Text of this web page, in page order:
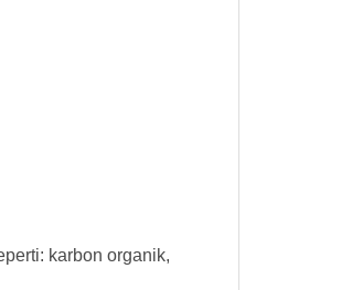
karbon organik,